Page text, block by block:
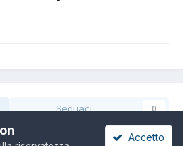
Seguaci 0
Accetto